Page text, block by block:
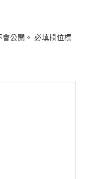
公開。 必填欄位標